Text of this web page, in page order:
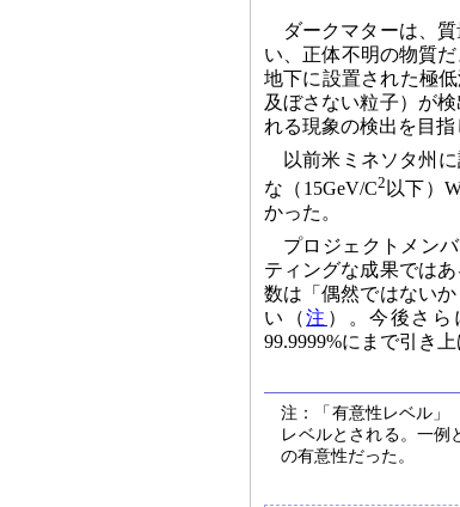
ダークマターは、
い、正体不明の物質
地下に設置された極
及ぼさない粒子）が
れる現象の検出を目指
以前米ミネソタ州
な（15GeV/C2 以下）
かった。
プロジェクトメン
ティングな成果では
数は「偶然ではない
い（注 ）。今後さら
99.9999%にまで引き
注：「有意性レベル」
レベルとされる。一例
の有意性だった。